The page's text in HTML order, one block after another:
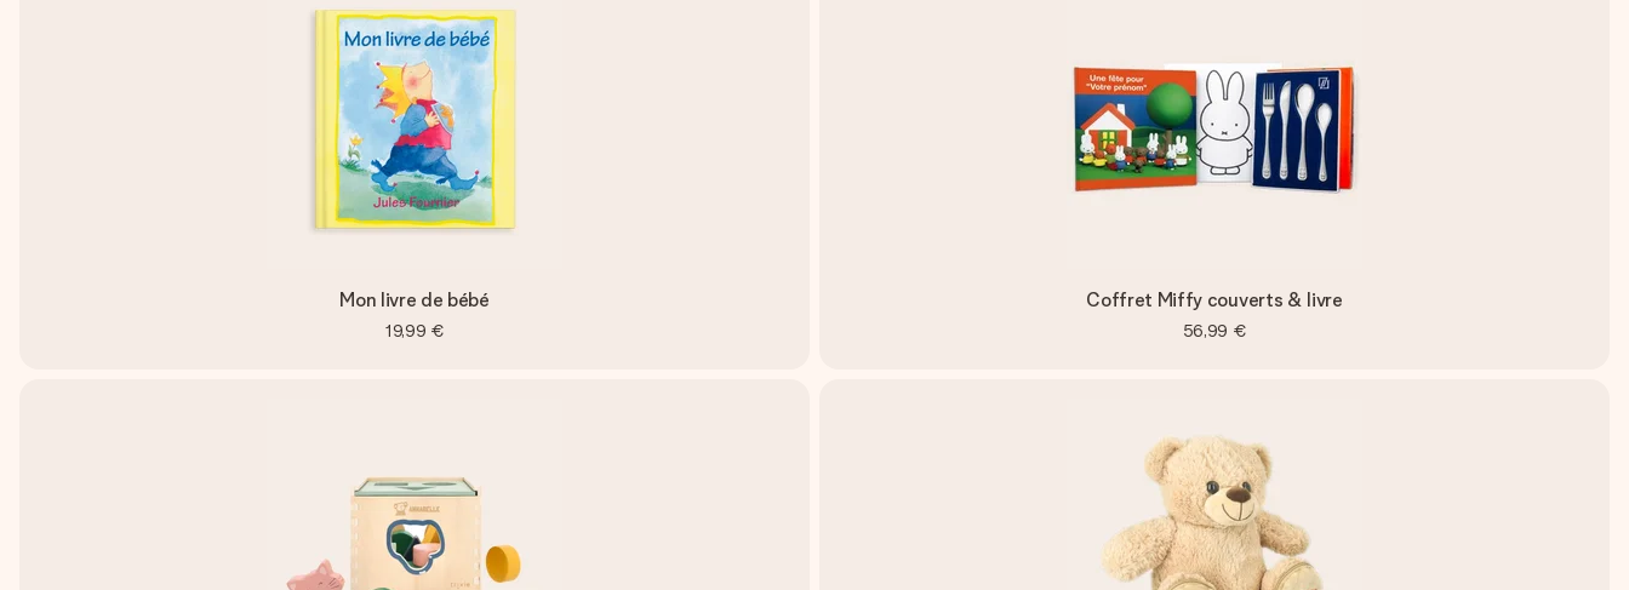
Mon livre de bébé
19,99 €
Coffret Miffy couverts & livre
56,99 €